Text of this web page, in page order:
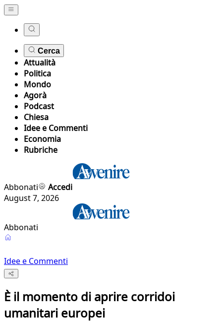
Cerca
Attualità
Politica
Mondo
Agorà
Podcast
Chiesa
Idee e Commenti
Economia
Rubriche
Abbonati
Accedi
August 7, 2026
Abbonati
Idee e Commenti
È il momento di aprire corridoi
umanitari europei